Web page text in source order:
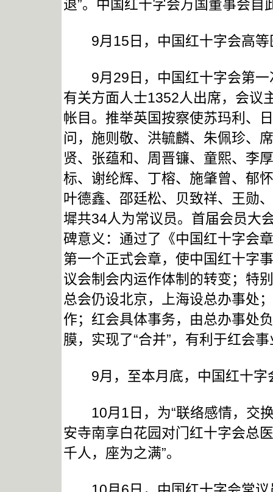
退”。中国红十字会万国董事会自
9月15日，中国红十字会高等
9月29日，中国红十字会第一
有关方面人士1352人出席，会议
帐目。推举英国按察使苏玛利、
问，施则敬、洪毓麟、朱佩珍、
贤、张蕴和、周晋镰、童熙、李
标、谢纶辉、丁榕、施肇曾、郁
叶德鑫、邵廷松、贝致祥、王勋
墀共34人为常议员。首届会员大
碑意义：通过了《中国红十字会
第一个正式会章，使中国红十字
议会制会内运作体制的转变；特
总会仍设北京，上海设总办事处
作；红会具体事务，由总办事处
膜，实现了“合并”，有利于红会
9月，至本月底，中国红十字
10月1日，为“联络感情，交换
安寺南享白花园对门红十字会总
千人，座为之满”。